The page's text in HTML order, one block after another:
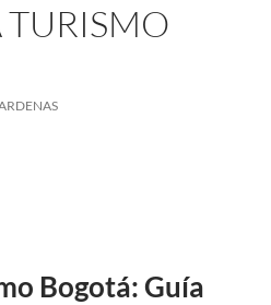
TURISMO
Bogotá: Guía